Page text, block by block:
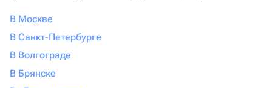
В Москве
В Санкт-Петербурге
В Волгограде
В Брянске